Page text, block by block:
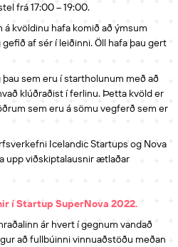
frá 17:00 – 19:00.
kvöldinu hafa komið að ýmsum
af sér í leiðinni. Öll hafa þau gert
sem eru í startholunum með að
klúðraðist í ferlinu. Þetta kvöld er
sem eru á sömu vegferð sem er
Icelandic Startups og Nova
upp viðskiptalausnir ætlaðar
í Startup SuperNova 2022.
ár hvert í gegnum vandað
að fullbúinni vinnuaðstöðu meðan